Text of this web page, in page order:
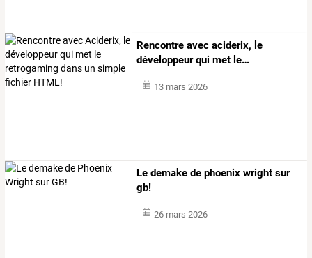
Rencontre avec aciderix, le
développeurqui met le…
13 mars 2026
Le demake de phoenix wright sur
gb!
26 mars 2026